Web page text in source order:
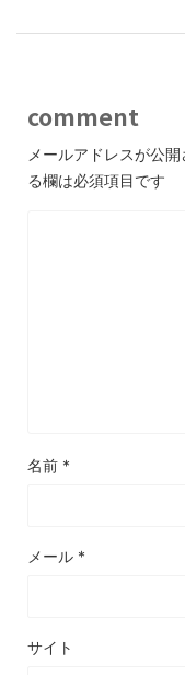
comment
メールアドレスが公
る欄は必須項目です
名前 *
メール *
サイト